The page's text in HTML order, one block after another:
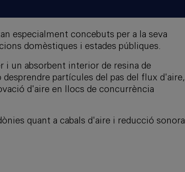
especialment concebuts per a la seva
domèstiques i estades públiques.
i un absorbent interior de resina de
partícules del pas del flux d'aire,
d'aire en llocs de concurrència
quant a cabals d'aire i reducció sonora